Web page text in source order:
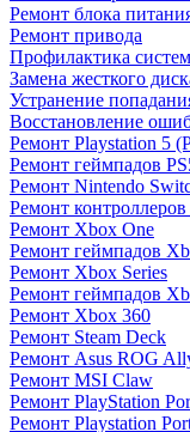
Ремонт блока
Ремонт привода
Профилактика
Замена жесткого
Устранение
Восстановление
Ремонт Playstation 5
Ремонт геймпадов
Ремонт Nintendo
Ремонт
Ремонт Xbox One
Ремонт геймпадов
Ремонт Xbox Series
Ремонт геймпадов
Ремонт Xbox 360
Ремонт Steam Deck
Ремонт Asus ROG
Ремонт MSI Claw
Ремонт PlayStation
Ремонт Playstation